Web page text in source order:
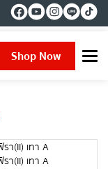
Shop Now
T
n